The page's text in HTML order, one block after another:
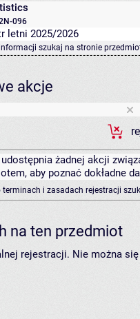
096
letni 2025/2026
szukaj na stronie
akcje
żadnej akcji
aby poznać dokładne
terminach i zasadach rejestracji
na ten przedmiot
rejestracji. Nie można